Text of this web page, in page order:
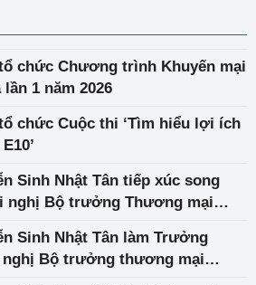
chức Chương trình Khuyến mại
1 năm 2026
chức Cuộc thi ‘Tìm hiểu lợi ích
Sinh Nhật Tân tiếp xúc song
nghị Bộ trưởng Thương mại
Sinh Nhật Tân làm Trưởng
nghị Bộ trưởng thương mại